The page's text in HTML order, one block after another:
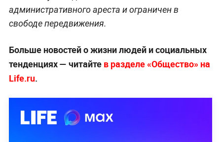
административного ареста и ограничен в
свободе передвижения.
Больше новостей о жизни людей и социальных
тенденциях — читайте в разделе «Общество» на
Life.ru.